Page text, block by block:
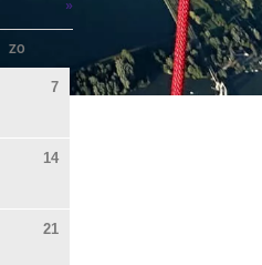
»
ZO
7
14
21